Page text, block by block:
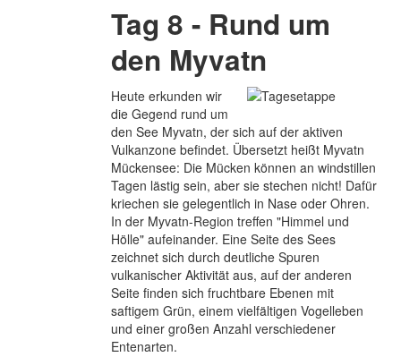
Tag 8 - Rund um
den Myvatn
Heute erkunden wir
die Gegend rund um
den See Myvatn, der sich auf der aktiven
Vulkanzone befindet. Übersetzt heißt Myvatn
Mückensee: Die Mücken können an windstillen
Tagen lästig sein, aber sie stechen nicht! Dafür
kriechen sie gelegentlich in Nase oder Ohren.
In der Myvatn-Region treffen "Himmel und
Hölle" aufeinander. Eine Seite des Sees
zeichnet sich durch deutliche Spuren
vulkanischer Aktivität aus, auf der anderen
Seite finden sich fruchtbare Ebenen mit
saftigem Grün, einem vielfältigen Vogelleben
und einer großen Anzahl verschiedener
Entenarten.